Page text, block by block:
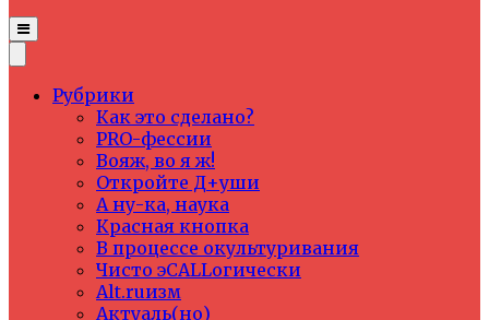
Рубрики
Как это сделано?
PRO-фессии
Вояж, во я ж!
Откройте Д+уши
А ну-ка, наука
Красная кнопка
В процессе окультуривания
Чисто эCALLогически
Alt.ruизм
Актуаль(но)